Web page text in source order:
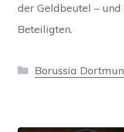
der Geldbeutel –
Beteiligten.
Kategorien
Borussia